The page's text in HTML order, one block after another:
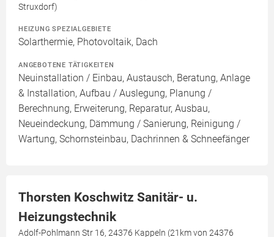
Struxdorf)
HEIZUNG SPEZIALGEBIETE
Solarthermie, Photovoltaik, Dach
ANGEBOTENE TÄTIGKEITEN
Neuinstallation / Einbau, Austausch, Beratung, Anlage
& Installation, Aufbau / Auslegung, Planung /
Berechnung, Erweiterung, Reparatur, Ausbau,
Neueindeckung, Dämmung / Sanierung, Reinigung /
Wartung, Schornsteinbau, Dachrinnen & Schneefänger
Thorsten Koschwitz Sanitär- u.
Heizungstechnik
Adolf-Pohlmann Str 16, 24376 Kappeln (21km von 24376